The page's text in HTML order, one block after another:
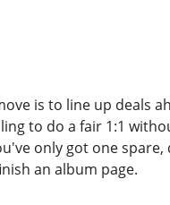
is to line up deals
to do a fair 1:1
only got one
an album page.